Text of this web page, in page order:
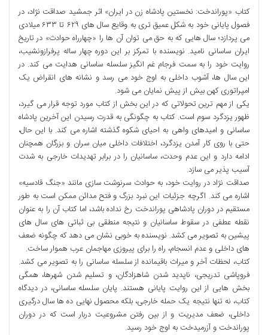
کتاب «پوراندخت: نخستین پادشاه زن در ایران» اثر جمشید صداقت نژاد، در
فصول پایانی خود به شکل عمیق تری به وقایع سال های ۶۲۹ تا ۶۳۳ میلادی
می پردازد؛ سال هایی که به حق می توان آن ها را «چهارراه حوادث» در تاریخ
ایران ساسانی نامید. نویسنده با تمرکز بر این دوره چهار ساله پرفرازونشیب،
روایت خود را به سمت فرجام غم انگیز سلسله ساسانی هدایت می کند. در
این سال ها، آشوب داخلی به اوج خود می رسد و نشانه های انقراض یک
امپراتوری کهن بیش از پیش نمایان می شود.
یکی از مهم ترین تحولاتی که در این بخش از کتاب مورد توجه قرار می گیرد،
ظهور یزدگرد سوم است. کتاب به چگونگی به قدرت رسیدن این آخرین پادشاه
ساسانی و امیدهای واهی به احیای شکوه گذشته اشاره می کند. با این حال،
حتی با روی کار آمدن یزدگرد، اختلافات داخلی میان سران و بزرگان همچنان
ادامه دارد و این عدم وحدت، ساسانیان را در برابر تهدیدات خارجی به شدت
آسیب پذیر می سازد.
صداقت نژاد در روایت خود، به حوادث سرنوشت سازی مانند «جنگ قادسیه»
اشاره می کند. اگرچه جزئیات این نبرد بزرگ و فتح مدائن ممکن است به طور
مستقیم در دوران پادشاهی پوراندخت رخ نداده باشد، اما کتاب آن را به عنوان
نقطه عطفی در سقوط ساسانیان و نتیجه منطقی بی ثباتی های سال های
پیشین به تصویر می کشد. نویسنده به خوبی نشان می دهد که چگونه ضعف
های داخلی و عدم انسجام، راه را برای پیروزی مهاجمان عرب هموار ساخت.
کتاب، لحظات آخر و میراث باقیمانده از سلسله ساسانی را به تصویر می کشد.
فروپاشی تدریجی، ناپدید شدن شاهزادگان، و تسلیم شدن شهرها، همگی
بخش هایی از این روایت پایانی هستند. پایان سلسله ساسانی، در دیدگاه
کتاب، نه تنها نتیجه یک حمله خارجی، بلکه محصول نهایی ده ها سال درگیری
داخلی، ضعف مدیریت و از بین رفتن مشروعیت دربار است که در دوران
پوراندخت و آزرمیدخت به اوج خود رسید.